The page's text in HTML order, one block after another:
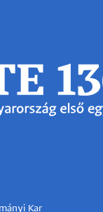
Kar